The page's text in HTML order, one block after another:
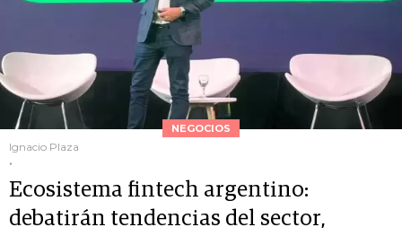
NEGOCIOS
Ignacio Plaza
.
Ecosistema fintech argentino:
debatirán tendencias del sector,